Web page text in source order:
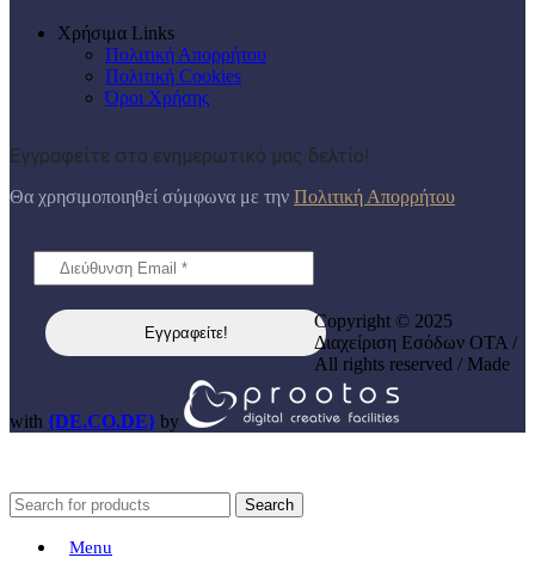
Χρήσιμα Links
Πολιτική Απορρήτου
Πολιτική Cookies
Όροι Χρήσης
Εγγραφείτε στο ενημερωτικό μας δελτίο!
Θα χρησιμοποιηθεί σύμφωνα με την Πολιτική Απορρήτου
Copyright © 2025
Διαχείριση Εσόδων ΟΤΑ /
All rights reserved / Made
with {DE.CO.DE} by
Search
Menu